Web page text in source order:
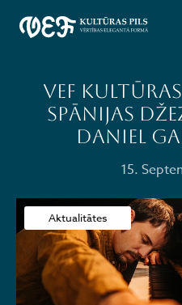
VEF
Spānijas
DANIEL
15.
Aktualitātes